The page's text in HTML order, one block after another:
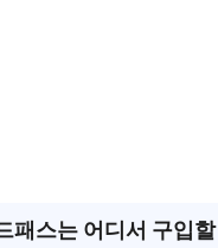
패스는 어디서 구입